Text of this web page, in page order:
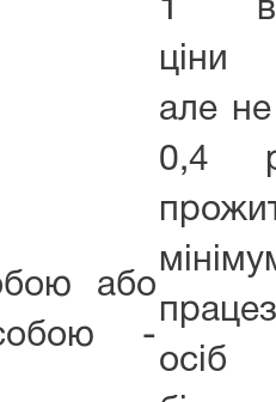
або
-
1
ціни
але
0,4
осіб